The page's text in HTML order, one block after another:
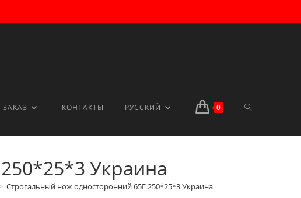
КОНТАКТЫ РУССКИЙ 0
Украина
> Строгальный нож односторонний 65Г 250*25*3 Украина